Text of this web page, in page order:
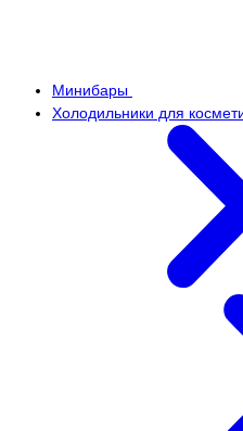
Минибары
Холодильники для